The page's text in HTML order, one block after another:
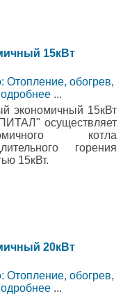
15кВт
Отопление, обогрев,
...
экономичный 15кВт
осуществляет
котла
горения
15кВт.
20кВт
Отопление, обогрев,
...